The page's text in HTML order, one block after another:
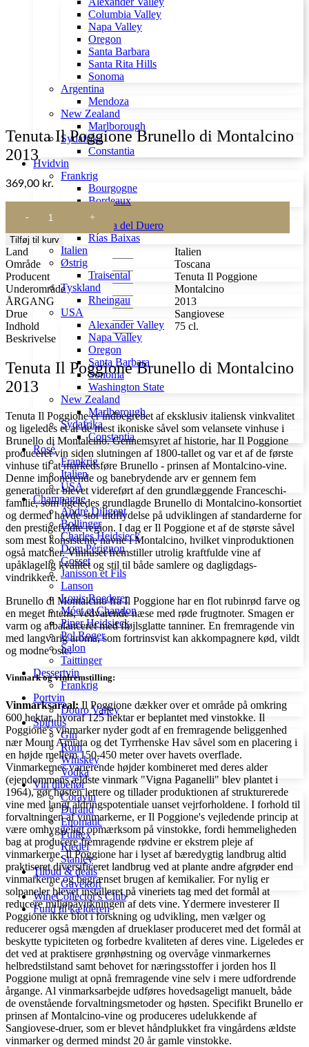
Columbia Valley
Napa Valley
Oregon
Santa Barbara
Santa Rita Hills
Sonoma
Argentina
Mendoza
New Zealand
Marlborough
Sydafrika
Constantia
Hvidvin
Frankrig
Bourgogne
Bordeaux
Spanien
Ribera del Duero
Rías Baixas
Italien
Østrig
Traisental
Tyskland
Rheingau
USA
Alexander Valley
Napa Valley
Oregon
Santa Barbara
Sonoma
Washington State
New Zealand
Marlborough
Sydafrika
Constantia
Rosé
Frankrig
Italien
USA
Champagne
André Diligent
Bollinger
Charles Heidsieck
Dom Pérignon
Gosset
Janisson et Fils
Lanson
Louis Roederer
Móet et Chandon
Piper Heidsieck
Pol Roger
Salon
Taittinger
Dessertvin
Frankrig
Portvin
Douro Valley
Spiritus
Gin
Rom
Whiskey
Vodka
Vin tilbehør
Coravin
Durand
Enomatic
Pulltex
Riedel
Stanley
Tilbud & deals
Gavekort
WineCollector's Club
Fund til kælderen
Tenuta Il Poggione Brunello di Montalcino
2013
369,00 kr.
Poggione
Brunello
di
Montalcino
2013
antal
Tilføj til kurv
Land
Italien
Område
Toscana
Producent
Tenuta Il Poggione
Underområde
Montalcino
ÅRGANG
2013
Drue
Sangiovese
Indhold
75 cl.
Beskrivelse
Tenuta Il Poggione Brunello di Montalcino
2013
Tenuta Il Poggione er indbegrebet af eksklusiv italiensk vinkvalitet
og ligeledes et af de mest ikoniske såvel som velansete vinhuse i
Brunello di Montalcino. Gennemsyret af historie, har Il Poggione
produceret vin siden slutningen af 1800-tallet og var et af de første
vinhuse til at markedsføre Brunello - prinsen af Montalcino-vine.
Denne imponerende og banebrydende arv er gennem fem
generationer blevet videreført af den grundlæggende Franceschi-
familie, som ligeledes grundlagde Brunello di Montalcino-konsortiet
og dermed havde stor indflydelse på udviklingen af standarderne for
den prestigefyldte region. I dag er Il Poggione et af de største såvel
som mest konsistente navne i Montalcino, hvilket vinproduktionen
også matcher. Vinhuset fremstiller utrolig kraftfulde vine af
upåklagelig kvalitet og stil til både samlere og dagligdags-
vindrikkere.
Brunello di Montalcino fra Il Poggione har en flot rubinrød farve og
en meget intens, vedvarende næse med røde frugtnoter. Smagen er
varm og afbalanceret med fløjlsglatte tanniner. En fremragende vin
med langvarig aroma, som fortrinsvist kan akkompagnere kød, vildt
og modne oste.
Vinmark og vinfremstilling:
Vinmarksareal: Il Poggione dækker over et område på omkring
600 hektar, hvoraf 125 hektar er beplantet med vinstokke. Il
Poggione's vinmarker nyder godt af en fremragende beliggenhed
nær Mount Amiata og det Tyrrhenske Hav såvel som en placering i
en højde mellem 150-450 meter over havets overflade.
Vinmarkernes varierende højder kombineret med deres alder
(ejendommens ældste vinmark "Vigna Paganelli" blev plantet i
1964), gør høsten lettere og tillader produktionen af strukturerede
vine med langt aldringspotentiale uanset vejrforholdene. I forhold til
forvaltningen af vinmarkerne, er Il Poggione's vejledende princip at
være omhyggeligt opmærksom på vinstokke, fordi hemmeligheden
bag at producere fremragende rødvine er ekstrem pleje af
vinmarkerne. Il Poggione har i lyset af bæredygtig landbrug altid
praktiseret diversificeret landbrug ved at plante andre afgrøder end
vinmarkerne og begrænset brugen af kemikalier. For nylig er
solpaneler blevet installeret på vineriets tag med det formål at
reducere miljøpåvirkningen af ​​dets vine. Ydermere investerer Il
Poggione ikke blot i forskning og udvikling, men vælger og
reducerer også mængden af ​​drueklaser produceret med det formål at
beskytte typiciteten og forbedre kvaliteten af deres vine. Ligeledes er
det ved at praktisere grønhøstning og overvåge vinmarkernes
helbredstilstand samt behovet for næringsstoffer i jorden hos Il
Poggione muligt at opnå fremragende vine selv i mere udfordrende
årgange. Al vinmarksarbejde udføres hovedsageligt manuelt, både
de ovenstående forvaltningsmetoder og høsten. Specifikt Brunello er
prinsen af Montalcino-vine og produceres udelukkende af
Sangiovese-druer, som er blevet håndplukket fra vingårdens ældste
vinmarker og dermed mindst 20 år gamle vinstokke.